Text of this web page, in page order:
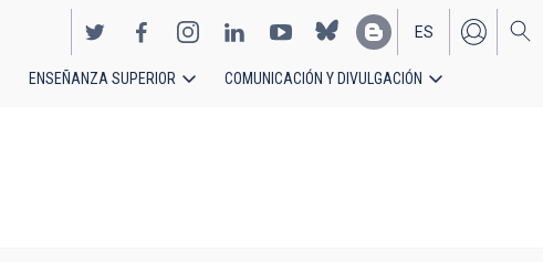
EN
ES
ENSEÑANZA SUPERIOR COMUNICACIÓN Y DIVULGACIÓN